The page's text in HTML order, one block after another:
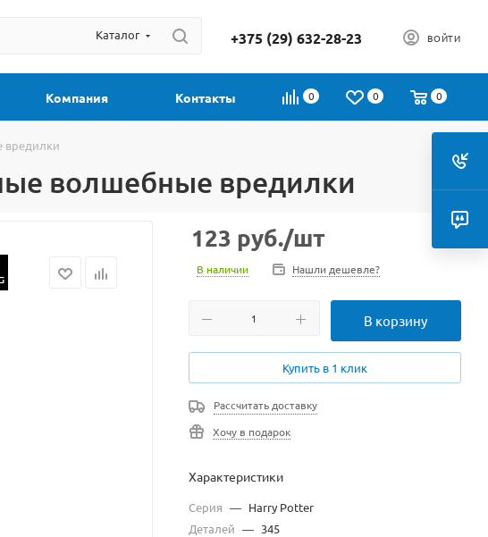
Каталог +375 (29) 632-28-23 ВОЙТИ
0 0 0
Компания Контакты
вредилки
волшебные вредилки
123 руб./шт
В наличии Нашли дешевле?
В корзину
Купить в 1 клик
Рассчитать доставку
Хочу в подарок
Характеристики
Серия — Harry Potter
Деталей — 345